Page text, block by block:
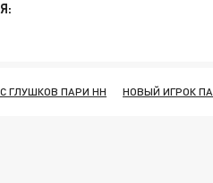
ГЛУШКОВ ПАРИ НН НОВЫЙ ИГРОК